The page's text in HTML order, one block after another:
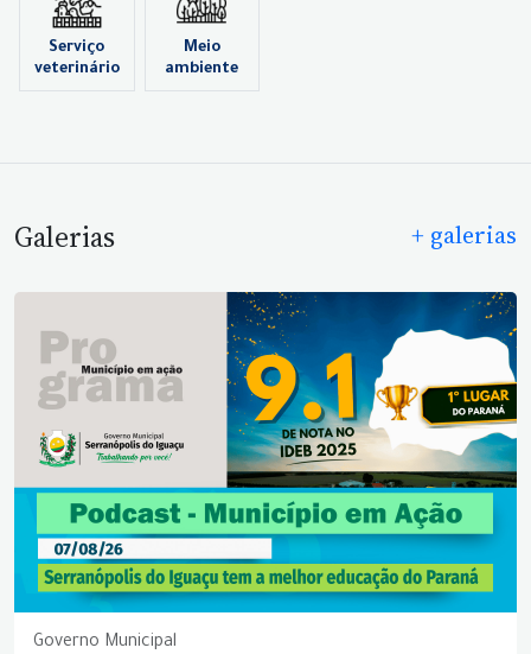
Serviço
veterinário
Meio
ambiente
Galerias + galerias
Governo Municipal